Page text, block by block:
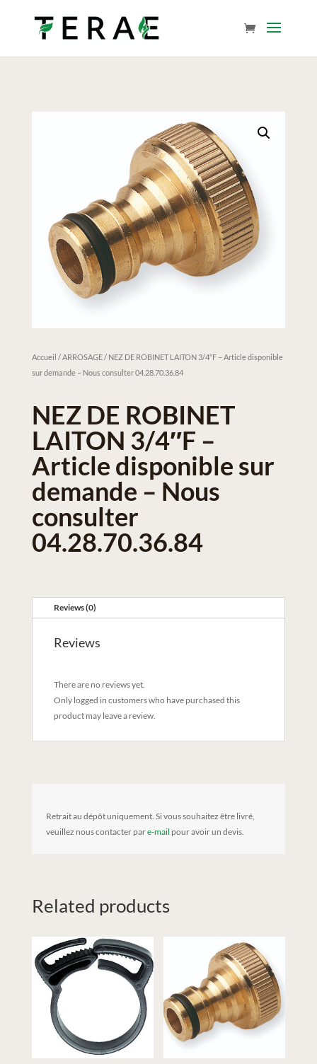
Accueil /ARROSAGE/ NEZ DE ROBINET LAITON 3/4″F – Article disponible
sur demande – Nous consulter 04.28.70.36.84
NEZ DE ROBINET
LAITON 3/4″F –
Article disponible sur
demande – Nous
consulter
04.28.70.36.84
Reviews (0)
Reviews
There are no reviews yet.
Only logged in customers who have purchased this
product may leave a review.
Retrait au dépôt uniquement. Si vous souhaitez être livré,
veuillez nous contacter pare-mail pour avoir un devis.
Related products